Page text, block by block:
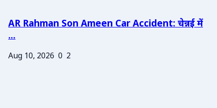
AR Rahman Son Ameen Car Accident: चेन्नई में
...
Aug 10, 2026 0 2